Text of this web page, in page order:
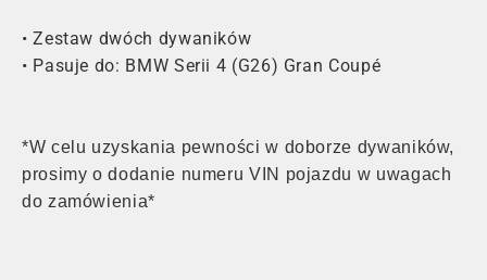
• Zestaw dwóch dywaników
• Pasuje do: BMW Serii 4 (G26) Gran Coupé
*W celu uzyskania pewności w doborze dywaników,
prosimy o dodanie numeru VIN pojazdu w uwagach
do zamówienia*